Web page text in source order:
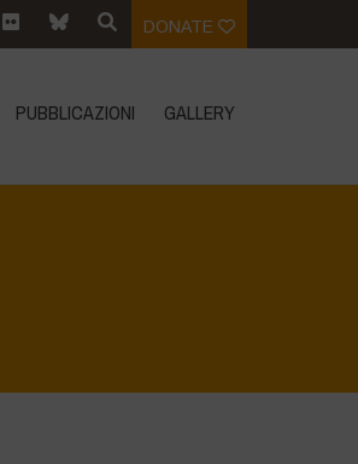
DONATE
PUBBLICAZIONI GALLERY